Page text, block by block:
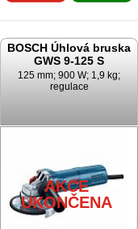
BOSCH Úhlová bruska
GWS 9-125 S
125 mm; 900 W; 1,9 kg;
regulace
AKCE
UKONČENA